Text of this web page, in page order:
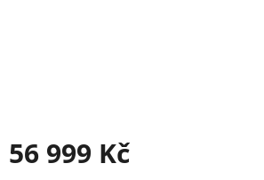
56 999 Kč